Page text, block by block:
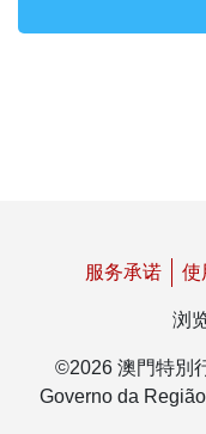
服务承诺 使
浏
©2026 澳門特別
Governo da